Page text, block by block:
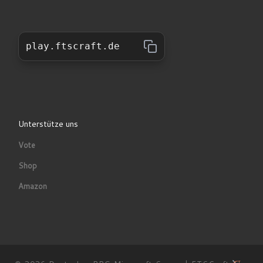
play.ftscraft.de
Unterstütze uns
Vote
Shop
Amazon